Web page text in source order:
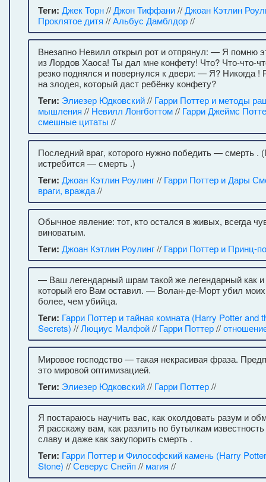
Теги: Джек Торн//Джон Тиффани//Джоан Кэтлин
Проклятое дитя //Альбус Дамблдор//
Внезапно Невилл открыл рот и отпрянул: — Я помню
из Лордов Хаоса! Ты дал мне конфету! Что? Что-что-
резко поднялся и повернулся к двери: — Я? Никогда !
на злодея, который даст ребёнку конфету?
Теги: Элиезер Юдковский// Гарри Поттер и методы
мышления // Невилл Лонгботтом// Гарри Джеймс
смешные цитаты //
Последний враг, которого нужно победить — смерть .
истребится — смерть .)
Теги: Джоан Кэтлин Роулинг// Гарри Поттер и Дары
враги, вражда//
Обычное явление: тот, кто остался в живых, всегда
виноватым.
Теги: Джоан Кэтлин Роулинг// Гарри Поттер и Принц-
— Ваш легендарный шрам такой же легендарный как
который его Вам оставил. — Волан-де-Морт убил
более, чем убийца.
Теги: Гарри Поттер и тайная комната (Harry Potter and
Secrets) //Люциус Малфой// Гарри Поттер//
Мировое господство — такая некрасивая фраза.
это мировой оптимизацией.
Теги: Элиезер Юдковский// Гарри Поттер//
Я постараюсь научить вас, как околдовать разум и
Я расскажу вам, как разлить по бутылкам известность
славу и даже как закупорить смерть .
Теги: Гарри Поттер и Философский камень (Harry
Stone) //Северус Снейп // магия //